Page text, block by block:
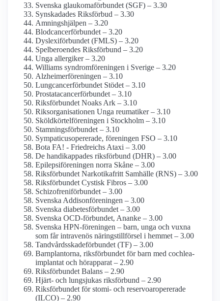
Svenska glaukoma­förbundet (SGF) – 3.30
Synskadades Riksförbud – 3.30
Amningshjälpen – 3.20
Blodcancerförbundet – 3.20
Dyslexi­förbundet (FMLS) – 3.20
Spelberoendes Riksförbund – 3.20
Unga allergiker – 3.20
Williams syndrom­föreningen i Sverige – 3.20
Alzheimerföreningen – 3.10
Lungcancer­förbundet Stödet – 3.10
Prostatacancer­förbundet – 3.10
Riksförbundet Noaks Ark – 3.10
Riksorganisationen Unga reumatiker – 3.10
Sköldkörtel­föreningen i Stockholm – 3.10
Stamnings­förbundet – 3.10
Sympaticus­opererade, föreningen FSO – 3.10
Bota FA! - Friedreichs Ataxi – 3.00
De handikappades riksförbund (DHR) – 3.00
Epilepsi­föreningen norra Skåne – 3.00
Riksförbundet Narkotikafritt Samhälle (RNS) – 3.00
Riksförbundet Cystisk Fibros – 3.00
Schizofreni­förbundet – 3.00
Svenska Addisonföreningen – 3.00
Svenska diabetes­förbundet – 3.00
Svenska OCD-förbundet, Ananke – 3.00
Svenska HPN-föreningen – barn, unga och vuxna
som får intravenös närings­tillförsel i hemmet – 3.00
Tandvårdsskade­förbundet (TF) – 3.00
Barnplantorna, riksförbundet för barn med cochlea­
implantat och hörapparat – 2.90
Riks­förbundet Balans – 2.90
Hjärt- och lungsjukas riksförbund – 2.90
Riksförbundet för stomi- och reservoar­opererade
(ILCO) – 2.90